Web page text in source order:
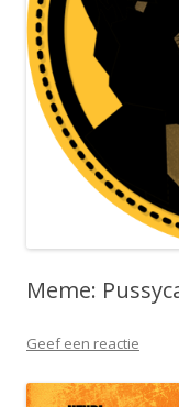
Meme:
Geef een reactie